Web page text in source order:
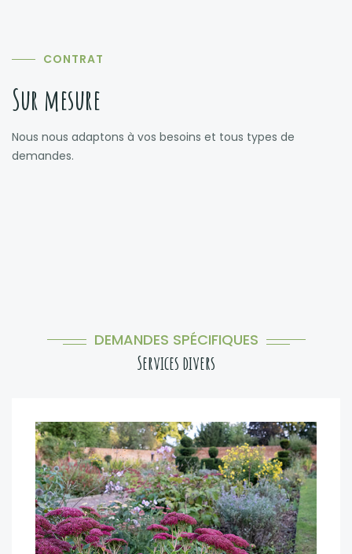
CONTRAT
Sur mesure
Nous nous adaptons à vos besoins et tous types de
demandes.
DEMANDES SPÉCIFIQUES
Services divers